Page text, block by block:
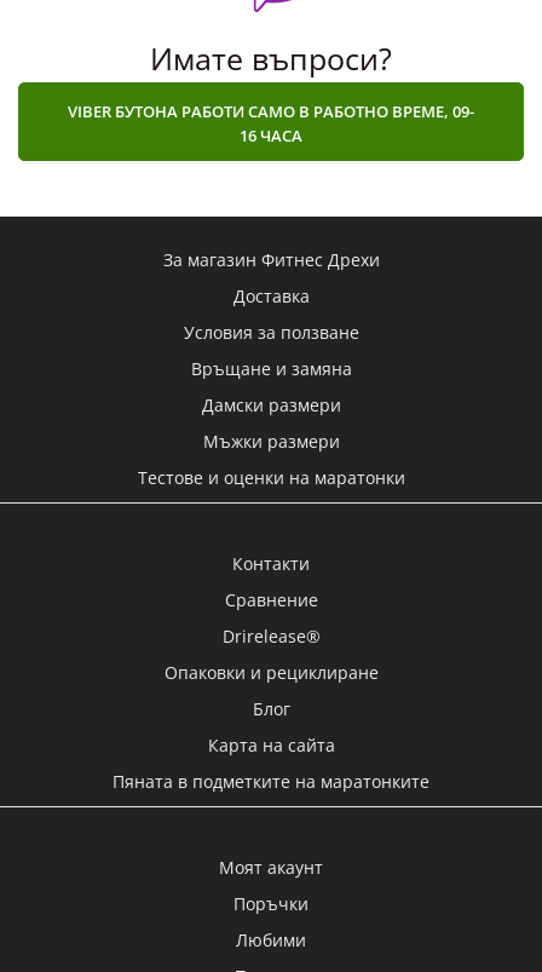
Имате въпроси?
VIBER БУТОНА РАБОТИ САМО В РАБОТНО ВРЕМЕ, 09-
16 ЧАСА
За магазин Фитнес Дрехи
Доставка
Условия за ползване
Връщане и замяна
Дамски размери
Мъжки размери
Тестове и оценки на маратонки
Контакти
Сравнение
Drirelease®
Опаковки и рециклиране
Блог
Карта на сайта
Пяната в подметките на маратонките
Моят акаунт
Поръчки
Любими